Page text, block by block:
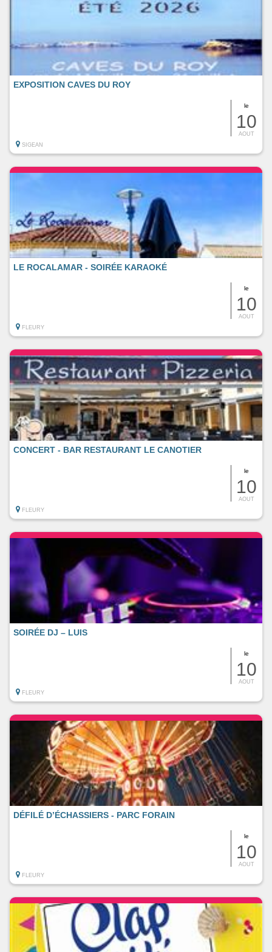
le
10
AOUT
EXPOSITION CAVES DU ROY
SIGEAN
le
10
AOUT
LE ROCALAMAR - SOIRÉE KARAOKÉ
FLEURY
le
10
AOUT
CONCERT - BAR RESTAURANT LE CANOTIER
FLEURY
le
10
AOUT
SOIRÉE DJ – LUIS
FLEURY
le
10
AOUT
DÉFILÉ D’ÉCHASSIERS - PARC FORAIN
FLEURY